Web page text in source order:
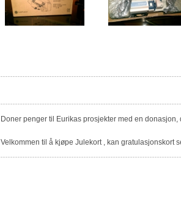
Doner penger til Eurikas prosjekter med en donasjon,
Velkommen til å kjøpe Julekort , kan gratulasjonskort